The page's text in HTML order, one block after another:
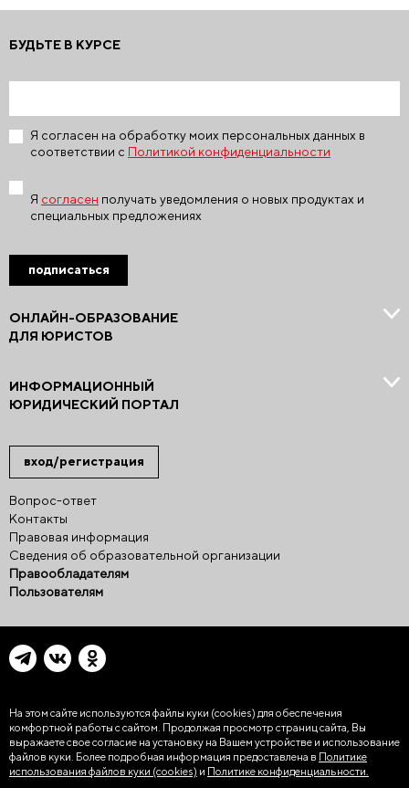
вход/регистрация
Вопрос-ответ
Контакты
Правовая информация
Сведения об образовательной организации
Правообладателям
Пользователям
ОНЛАЙН-ОБРАЗОВАНИЕ
ДЛЯ ЮРИСТОВ
ИНФОРМАЦИОННЫЙ
ЮРИДИЧЕСКИЙ ПОРТАЛ
БУДЬТЕ В КУРСЕ
Я согласен на обработку моих персональных данных в
соответствии с Политикой конфиденциальности
Я согласен получать уведомления о новых продуктах и
специальных предложениях
подписаться
На этом сайте используются файлы куки (cookies) для обеспечения
комфортной работы с сайтом. Продолжая просмотр страниц сайта, Вы
выражаете свое согласие на установку на Вашем устройстве и использование
файлов куки. Более подробная информация предоставлена в Политике
использования файлов куки (cookies) и Политике конфиденциальности.